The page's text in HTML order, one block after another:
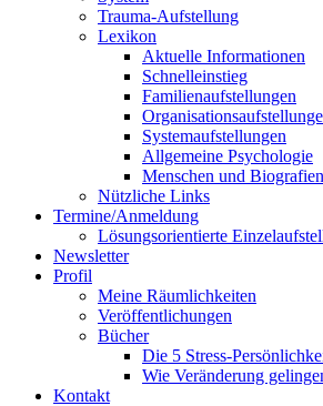
Trauma-Aufstellung
Lexikon
Aktuelle Informationen
Schnelleinstieg
Familienaufstellungen
Systemaufstellungen
Allgemeine Psychologie
Menschen und Biografien
Nützliche Links
Termine/Anmeldung
Lösungsorientierte
Newsletter
Profil
Meine Räumlichkeiten
Veröffentlichungen
Bücher
Die 5 Stress-
Wie Veränderung
Kontakt